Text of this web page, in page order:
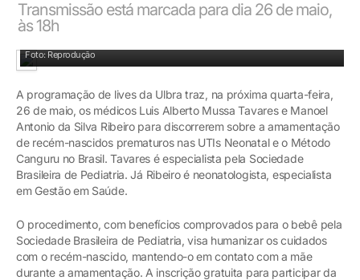
Transmissão está marcada para dia 26 de maio,
às 18h
Foto: Reprodução
A programação de lives da Ulbra traz, na próxima quarta-feira,
26 de maio, os médicos Luis Alberto Mussa Tavares e Manoel
Antonio da Silva Ribeiro para discorrerem sobre a amamentação
de recém-nascidos prematuros nas UTIs Neonatal e o Método
Canguru no Brasil. Tavares é especialista pela Sociedade
Brasileira de Pediatria. Já Ribeiro é neonatologista, especialista
em Gestão em Saúde.
O procedimento, com benefícios comprovados para o bebê pela
Sociedade Brasileira de Pediatria, visa humanizar os cuidados
com o recém-nascido, mantendo-o em contato com a mãe
durante a amamentação. A inscrição gratuita para participar da